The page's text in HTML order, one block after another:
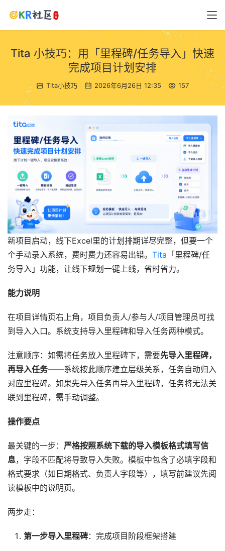
Tita 小技巧：用「里程碑/任务导入」快速
完成项目计划安排
Tita小技巧 2026年6月26日 12:35 157
新项目启动，线下Excel里的计划排期详尽完整，但要一个
个手动录入系统，费时费力还容易出错。 Tita 「里程碑/任
务导入」功能，让线下规划一键上线，省时省力。
能力说明
在项目详情页右上角，项目负责人/参与人/项目管理员可找
到导入入口。系统支持导入里程碑和导入任务两种模式。
注意顺序：如需将任务放入里程碑下，需要先导入里程碑，
再导入任务——系统按此顺序建立层级关系，任务自动归入
对应里程碑。如果先导入任务再导入里程碑，任务将无法关
联到里程碑，需手动调整。
操作要点
最关键的一步： 严格按照系统下载的导入模板格式填写信
息，字段不匹配将导致导入失败。模板中包含了必填字段和
格式要求（如日期格式、负责人字段等），填写前建议先阅
读模板中的说明页。
两步走：
第一步导入里程碑：完成项目阶段框架搭建